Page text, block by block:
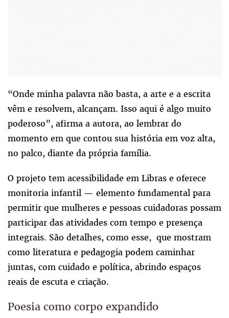
“Onde minha palavra não basta, a arte e a escrita
vêm e resolvem, alcançam. Isso aqui é algo muito
poderoso”, afirma a autora, ao lembrar do
momento em que contou sua história em voz alta,
no palco, diante da própria família.
O projeto tem acessibilidade em Libras e oferece
monitoria infantil — elemento fundamental para
permitir que mulheres e pessoas cuidadoras possam
participar das atividades com tempo e presença
integrais. São detalhes, como esse, que mostram
como literatura e pedagogia podem caminhar
juntas, com cuidado e política, abrindo espaços
reais de escuta e criação.
Poesia como corpo expandido